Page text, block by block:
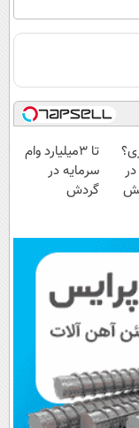
تا 3میلیارد وام
سرمایه در
گردش
ثبت کن